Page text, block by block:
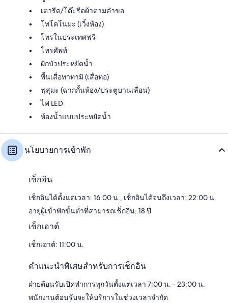
เตารีด/โต๊ะรีดผ้าตามคำขอ
โทโคโนมะ (เวิ้งห้อง)
โทรในประเทศฟรี
โทรศัพท์
ฝักบัวประหยัดน้ำ
พื้นเสื่อทาทามิ (เสื่อทอ)
ฟุสุมะ (ฉากกั้นห้อง/ประตูบานเลื่อน)
ไฟ LED
ห้องน้ำแบบประหยัดน้ำ
นโยบายการเข้าพัก
เช็กอิน
เช็กอินได้ตั้งแต่เวลา: 16:00 น., เช็กอินได้จนถึงเวลา: 22:00 น.
อายุผู้เข้าพักขั้นต่ำที่สามารถเช็กอิน: 18 ปี
เช็กเอาต์
เช็กเอาต์: 11:00 น.
คำแนะนำพิเศษสำหรับการเช็กอิน
ฝ่ายต้อนรับเปิดทำการทุกวันตั้งแต่เวลา 7:00 น. - 23:00 น.
พนักงานต้อนรับจะให้บริการในช่วงเวลาจำกัด